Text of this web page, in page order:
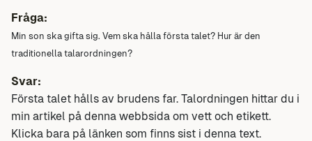
Fråga:
Min son ska gifta sig. Vem ska hålla första talet? Hur är den
traditionella talarordningen?
Svar:
Första talet hålls av brudens far. Talordningen hittar du i
min artikel på denna webbsida om vett och etikett.
Klicka bara på länken som finns sist i denna text.